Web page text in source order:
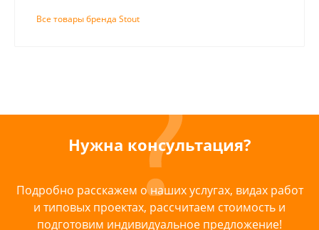
Все товары бренда Stout
Нужна консультация?
Подробно расскажем о наших услугах, видах работ
и типовых проектах, рассчитаем стоимость и
подготовим индивидуальное предложение!